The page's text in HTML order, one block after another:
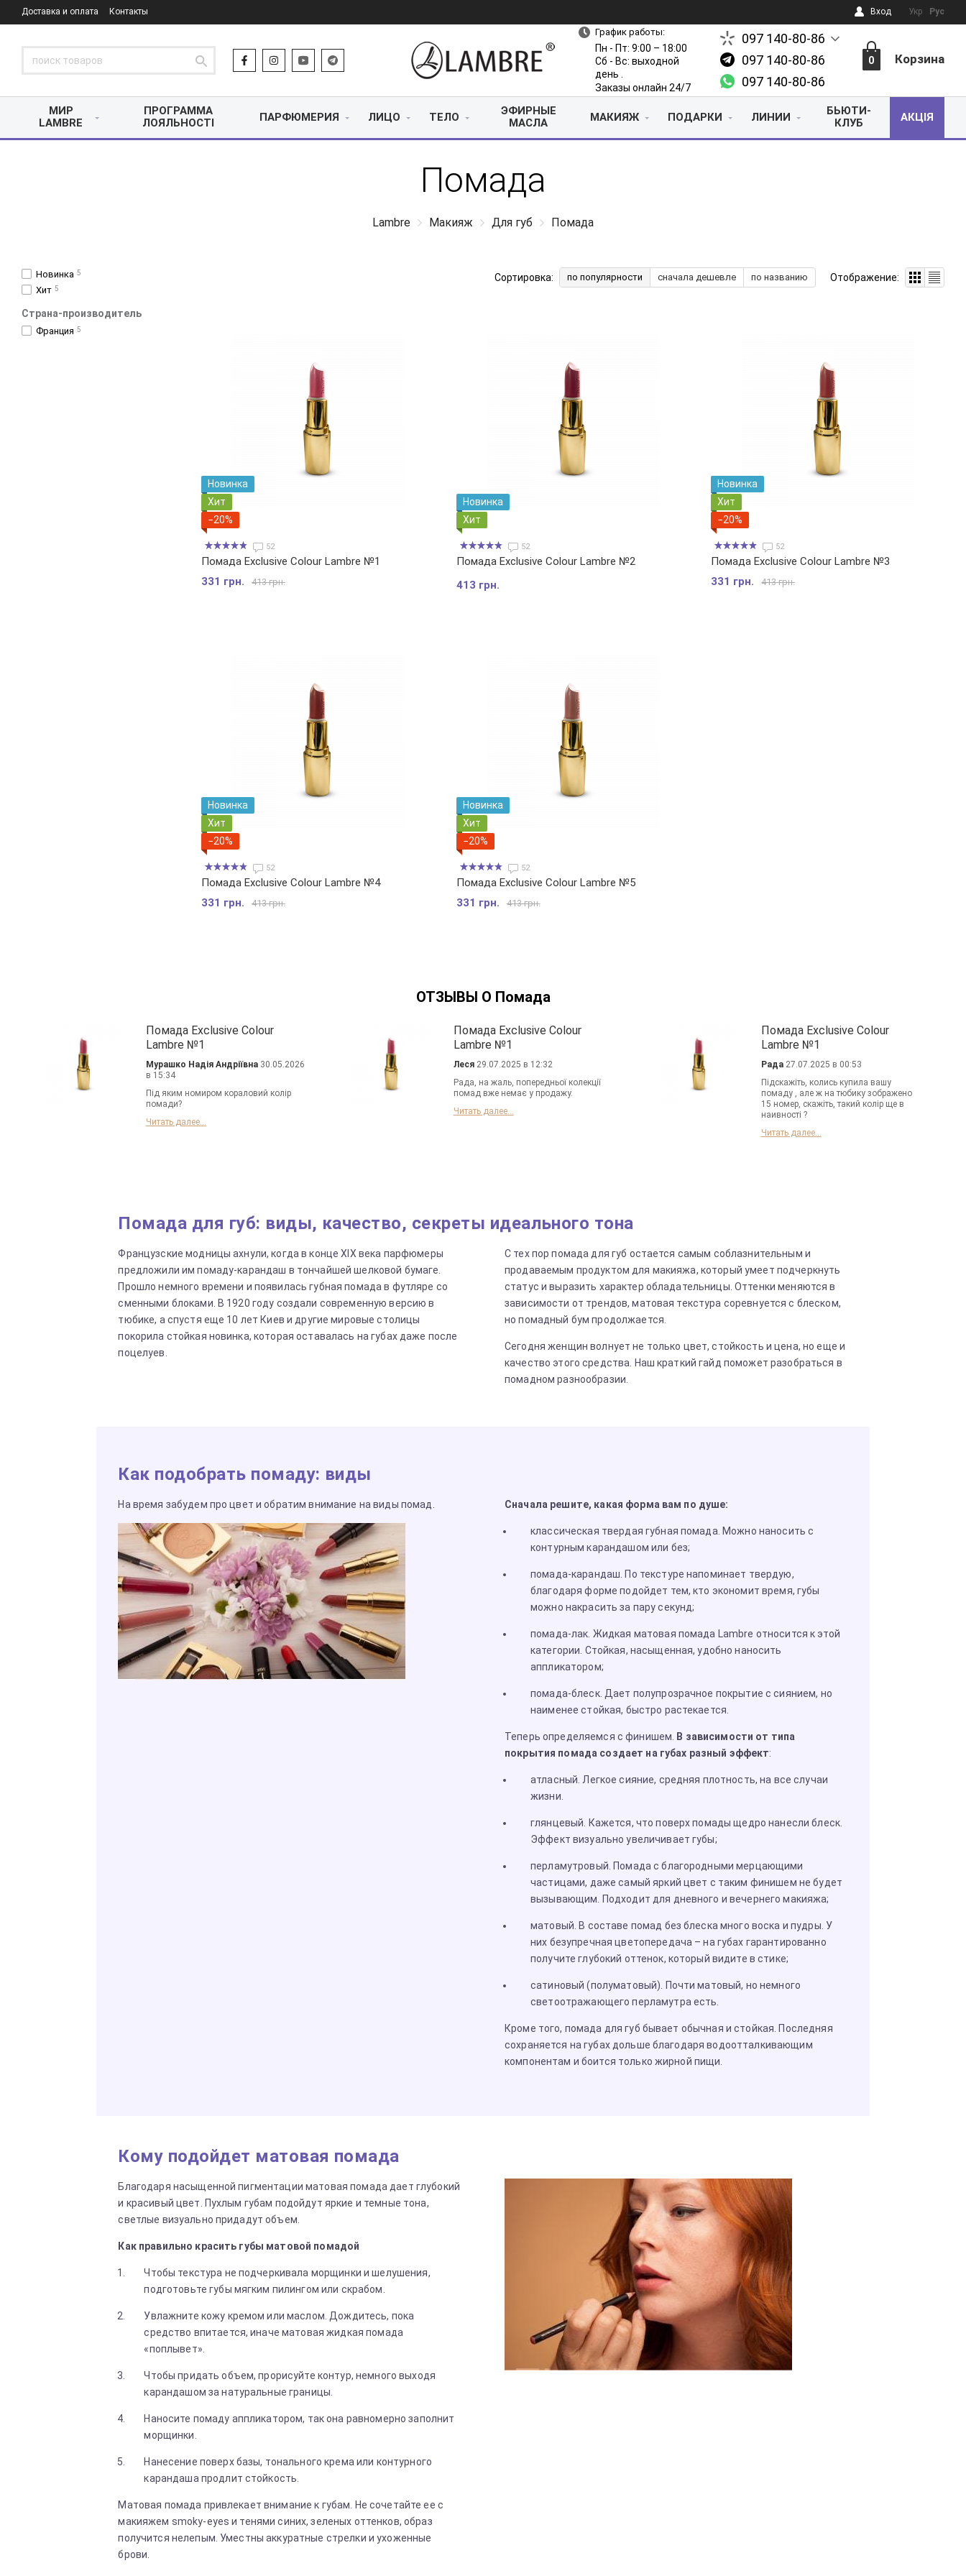
Доставка и оплата Контакты Вход Укр Рус
График работы:
Пн - Пт: 9:00 – 18:00
Сб - Вс: выходной
день .
Заказы онлайн 24/7
097 140-80-86
097 140-80-86
097 140-80-86
0 Корзина
МИР
LAMBRE
ПРОГРАММА
ЛОЯЛЬНОСТІ
ПАРФЮМЕРИЯ ЛИЦО ТЕЛО
ЭФИРНЫЕ
МАСЛА
МАКИЯЖ ПОДАРКИ ЛИНИИ
БЬЮТИ-
КЛУБ
АКЦІЯ
Помада
Lambre Макияж Для губ Помада
Сортировка: по популярности сначала дешевле по названию Отображение:
Новинка
Хит
−20%
52
Помада Exclusive Colour Lambre №1
413 грн.
331 грн.
Новинка
Хит
52
Помада Exclusive Colour Lambre №2
413 грн.
Новинка
Хит
−20%
52
Помада Exclusive Colour Lambre №3
413 грн.
331 грн.
Новинка
Хит
−20%
52
Помада Exclusive Colour Lambre №4
413 грн.
331 грн.
Новинка
Хит
−20%
52
Помада Exclusive Colour Lambre №5
413 грн.
331 грн.
Новинка 5
Хит 5
Страна-производитель
Франция 5
ОТЗЫВЫ О Помада
Помада Exclusive Colour
Lambre №1
Мурашко Надія Андріївна30.05.2026
в 15:34
Під яким номиром кораловий колір
помади?
Читать далее...
Помада Exclusive Colour
Lambre №1
Леся29.07.2025 в 12:32
Рада, на жаль, попередньої колекції
помад вже немає у продажу.
Читать далее...
Помада Exclusive Colour
Lambre №1
Рада27.07.2025 в 00:53
Пiдскажiть, колись купила вашу
помаду , але ж на тюбику зображено
15 номер, скажiть, такий колiр ще в
наивностi ?
Читать далее...
Помада для губ: виды, качество, секреты идеального тона
Французские модницы ахнули, когда в конце XIX века парфюмеры
предложили им помаду-карандаш в тончайшей шелковой бумаге.
Прошло немного времени и появилась губная помада в футляре со
сменными блоками. В 1920 году создали современную версию в
тюбике, а спустя еще 10 лет Киев и другие мировые столицы
покорила стойкая новинка, которая оставалась на губах даже после
поцелуев.
С тех пор помада для губ остается самым соблазнительным и
продаваемым продуктом для макияжа, который умеет подчеркнуть
статус и выразить характер обладательницы. Оттенки меняются в
зависимости от трендов, матовая текстура соревнуется с блеском,
но помадный бум продолжается.
Сегодня женщин волнует не только цвет, стойкость и цена, но еще и
качество этого средства. Наш краткий гайд поможет разобраться в
помадном разнообразии.
Как подобрать помаду: виды
На время забудем про цвет и обратим внимание на виды помад. Сначала решите, какая форма вам по душе:
классическая твердая губная помада. Можно наносить с
контурным карандашом или без;
помада-карандаш. По текстуре напоминает твердую,
благодаря форме подойдет тем, кто экономит время, губы
можно накрасить за пару секунд;
помада-лак. Жидкая матовая помада Lambre относится к этой
категории. Cтойкая, насыщенная, удобно наносить
аппликатором;
помада-блеск. Дает полупрозрачное покрытие с сиянием, но
наименее стойкая, быстро растекается.
Теперь определяемся с финишем.
В зависимости от типа
покрытия помада создает на губах разный эффект:
атласный. Легкое сияние, средняя плотность, на все случаи
жизни.
глянцевый. Кажется, что поверх помады щедро нанесли блеск.
Эффект визуально увеличивает губы;
перламутровый. Помада с благородными мерцающими
частицами, даже самый яркий цвет с таким финишем не будет
вызывающим. Подходит для дневного и вечернего макияжа;
матовый. В составе помад без блеска много воска и пудры. У
них безупречная цветопередача – на губах гарантированно
получите глубокий оттенок, который видите в стике;
сатиновый (полуматовый). Почти матовый, но немного
светоотражающего перламутра есть.
Кроме того, помада для губ бывает обычная и стойкая. Последняя
сохраняется на губах дольше благодаря водоотталкивающим
компонентам и боится только жирной пищи.
Кому подойдет матовая помада
Благодаря насыщенной пигментации матовая помада дает глубокий
и красивый цвет. Пухлым губам подойдут яркие и темные тона,
светлые визуально придадут объем.
Как правильно красить губы матовой помадой
Чтобы текстура не подчеркивала морщинки и шелушения,
подготовьте губы мягким пилингом или скрабом.
Увлажните кожу кремом или маслом. Дождитесь, пока
средство впитается, иначе матовая жидкая помада
«поплывет».
Чтобы придать объем, прорисуйте контур, немного выходя
карандашом за натуральные границы.
Наносите помаду аппликатором, так она равномерно заполнит
морщинки.
Нанесение поверх базы, тонального крема или контурного
карандаша продлит стойкость.
Матовая помада привлекает внимание к губам. Не сочетайте ее с
макияжем smoky-eyes и тенями синих, зеленых оттенков, образ
получится нелепым. Уместны аккуратные стрелки и ухоженные
брови.